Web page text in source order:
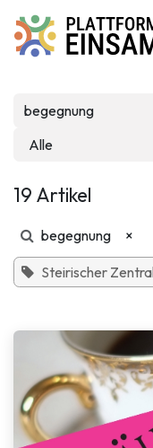
Zum Inhalt springen
Alle
19 Artikel
begegnung ×
Steirischer